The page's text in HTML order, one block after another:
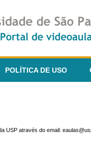
POLÍTICA DE USO
USP através do email: